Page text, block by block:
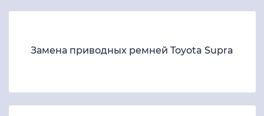
Замена приводных ремней Toyota Supra